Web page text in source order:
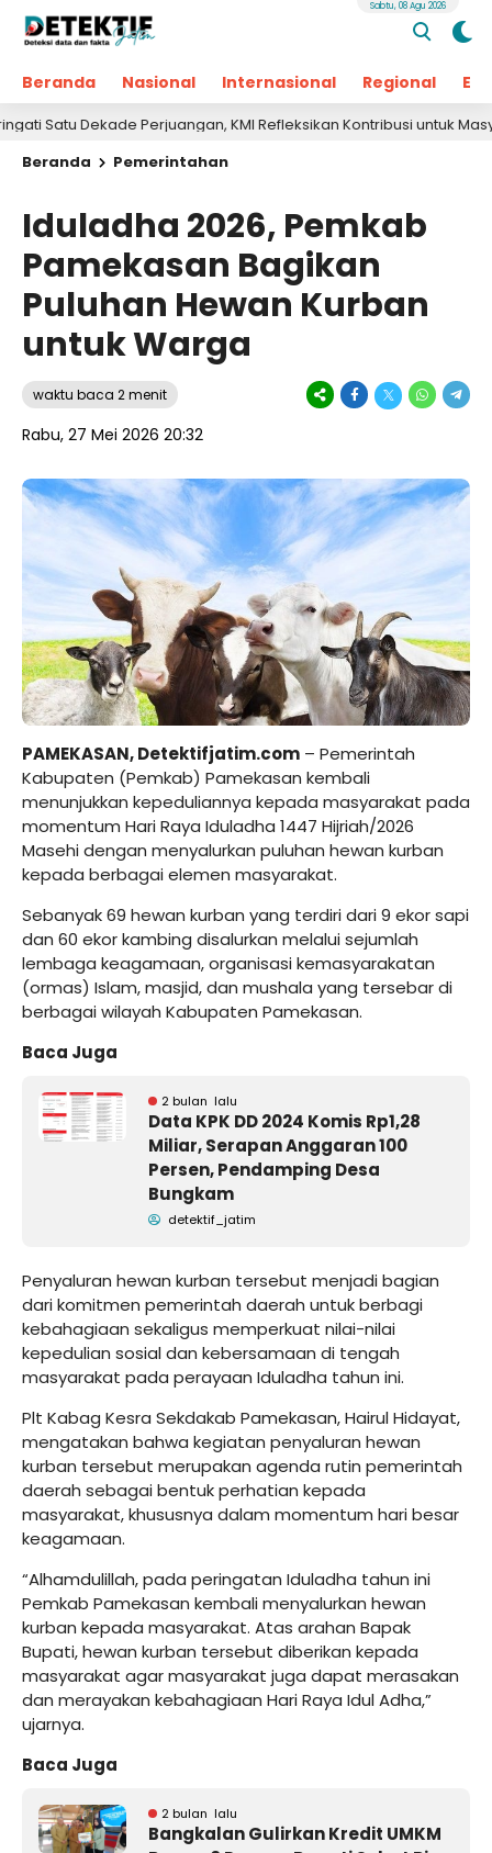
Beranda Nasional Internasional Regional
Sabtu, 08 Agu 2026
Dekade Perjuangan, KMI Refleksikan Kontribusi untuk Masyarakat
Beranda
Pemerintahan
Iduladha 2026, Pemkab
Pamekasan Bagikan
Puluhan Hewan Kurban
untuk Warga
waktu baca 2 menit
Rabu, 27 Mei 2026 20:32
PAMEKASAN, Detektifjatim.com – Pemerintah
Kabupaten (Pemkab) Pamekasan kembali
menunjukkan kepeduliannya kepada masyarakat pada
momentum Hari Raya Iduladha 1447 Hijriah/2026
Masehi dengan menyalurkan puluhan hewan kurban
kepada berbagai elemen masyarakat.
Sebanyak 69 hewan kurban yang terdiri dari 9 ekor sapi
dan 60 ekor kambing disalurkan melalui sejumlah
lembaga keagamaan, organisasi kemasyarakatan
(ormas) Islam, masjid, dan mushala yang tersebar di
berbagai wilayah Kabupaten Pamekasan.
Baca Juga
2 bulan lalu
Data KPK DD 2024 Komis Rp1,28
Miliar, Serapan Anggaran 100
Persen, Pendamping Desa
Bungkam
detektif_jatim
Penyaluran hewan kurban tersebut menjadi bagian
dari komitmen pemerintah daerah untuk berbagi
kebahagiaan sekaligus memperkuat nilai-nilai
kepedulian sosial dan kebersamaan di tengah
masyarakat pada perayaan Iduladha tahun ini.
Plt Kabag Kesra Sekdakab Pamekasan, Hairul Hidayat,
mengatakan bahwa kegiatan penyaluran hewan
kurban tersebut merupakan agenda rutin pemerintah
daerah sebagai bentuk perhatian kepada
masyarakat, khususnya dalam momentum hari besar
keagamaan.
“Alhamdulillah, pada peringatan Iduladha tahun ini
Pemkab Pamekasan kembali menyalurkan hewan
kurban kepada masyarakat. Atas arahan Bapak
Bupati, hewan kurban tersebut diberikan kepada
masyarakat agar masyarakat juga dapat merasakan
dan merayakan kebahagiaan Hari Raya Idul Adha,”
ujarnya.
Baca Juga
2 bulan lalu
Bangkalan Gulirkan Kredit UMKM